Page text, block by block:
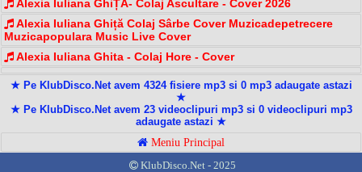
Alexia Iuliana GhiȚĂ- Colaj Ascultare - Cover 2026
Alexia Iuliana Ghiță Colaj Sârbe Cover Muzicadepetrecere
Muzicapopulara Music Live Cover
Alexia Iuliana Ghita - Colaj Hore - Cover
★ Pe KlubDisco.Net avem 4324 fisiere mp3 si 0 mp3 adaugate astazi
★
★ Pe KlubDisco.Net avem 23 videoclipuri mp3 si 0 videoclipuri mp3
adaugate astazi ★
Meniu Principal
KlubDisco.Net - 2025